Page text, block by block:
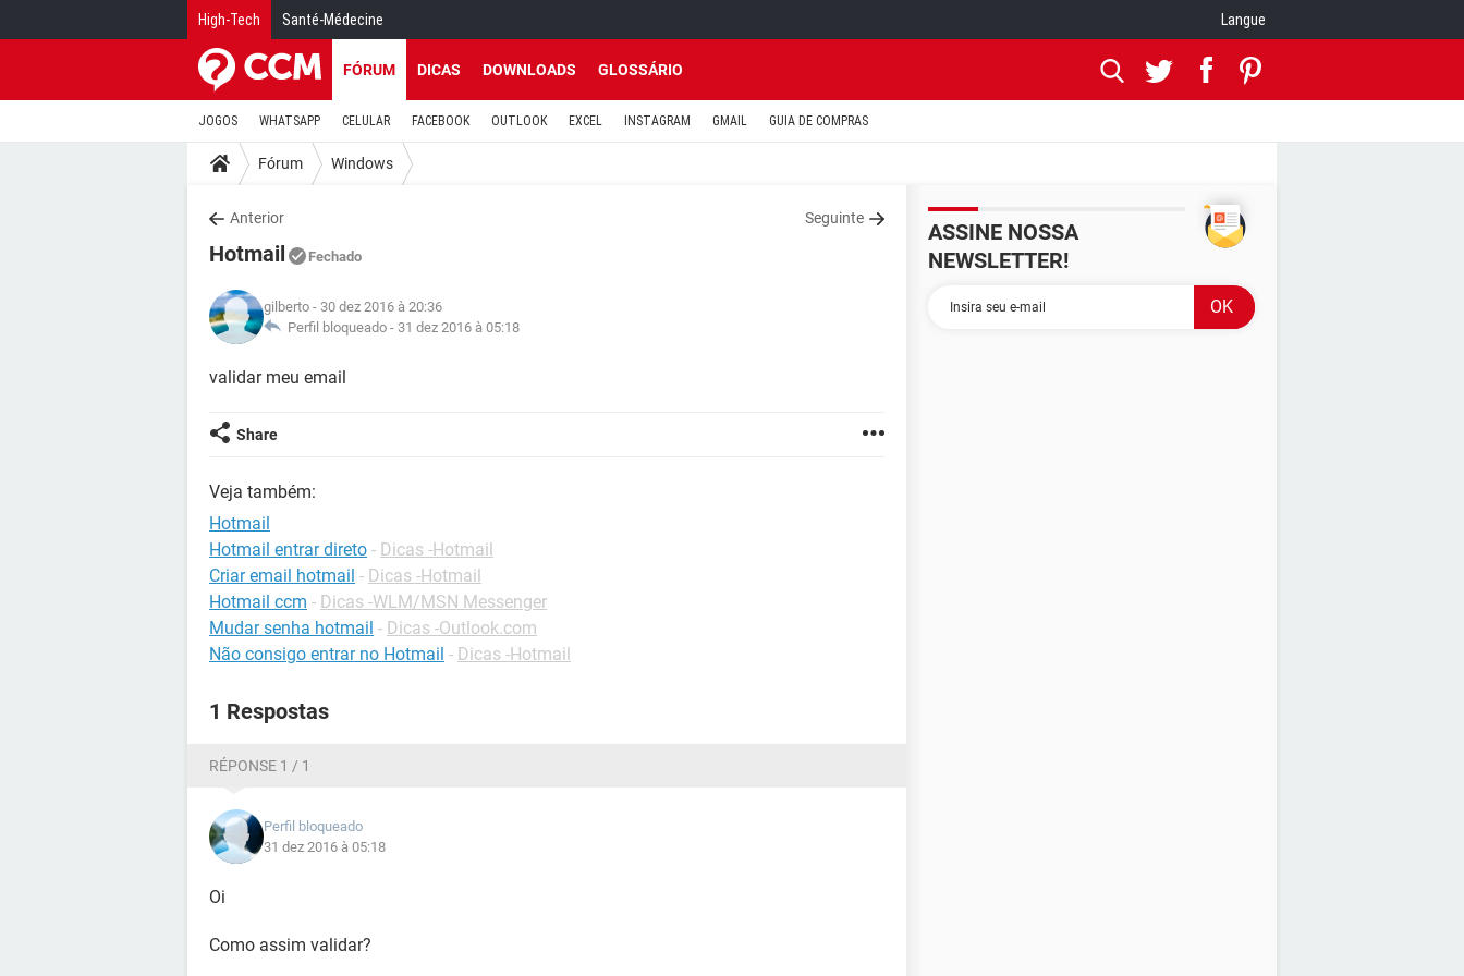
High-Tech Santé-Médecine Langue
FÓRUM DICAS DOWNLOADS GLOSSÁRIO
JOGOS WHATSAPP CELULAR FACEBOOK OUTLOOK EXCEL INSTAGRAM GMAIL GUIA DE COMPRAS
Fórum Windows
Anterior Seguinte
Hotmail Fechado
gilberto - 30 dez 2016 à 20:36
Perfil bloqueado - 31 dez 2016 à 05:18
validar meu email
Share
Veja também:
Hotmail
Hotmail entrar direto - Dicas -Hotmail
Criar email hotmail - Dicas -Hotmail
Hotmail ccm - Dicas -WLM/MSN Messenger
Mudar senha hotmail - Dicas -Outlook.com
Não consigo entrar no Hotmail - Dicas -Hotmail
1 Respostas
RÉPONSE 1 / 1
Perfil bloqueado
31 dez 2016 à 05:18
Oi
Como assim validar?
ASSINE NOSSA
NEWSLETTER!